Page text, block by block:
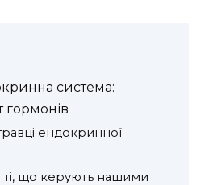
система:
ендокринної
що керують нашими